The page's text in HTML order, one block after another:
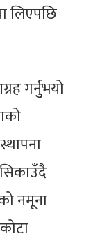
लिएपछि
गर्नुुभयो
नमूना